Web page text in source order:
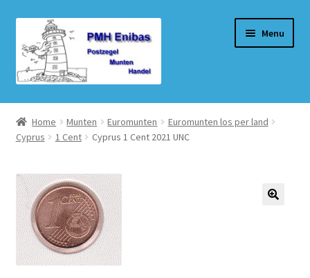
door
naar
navigatie
naar
de
inhoud
Menu
Home
Beurzen
Winkel
Winkelmand
Afrekenen
Home Munten Euromunten
Euromunten los per land
Cyprus
1 Cent Cyprus 1 Cent 2021 UNC